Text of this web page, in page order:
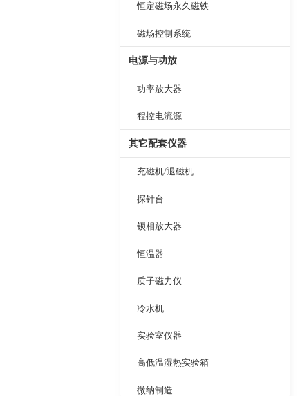
恒定磁场永久磁铁
磁场控制系统
电源与功放
功率放大器
程控电流源
其它配套仪器
充磁机/退磁机
探针台
锁相放大器
恒温器
质子磁力仪
冷水机
实验室仪器
高低温湿热实验箱
微纳制造